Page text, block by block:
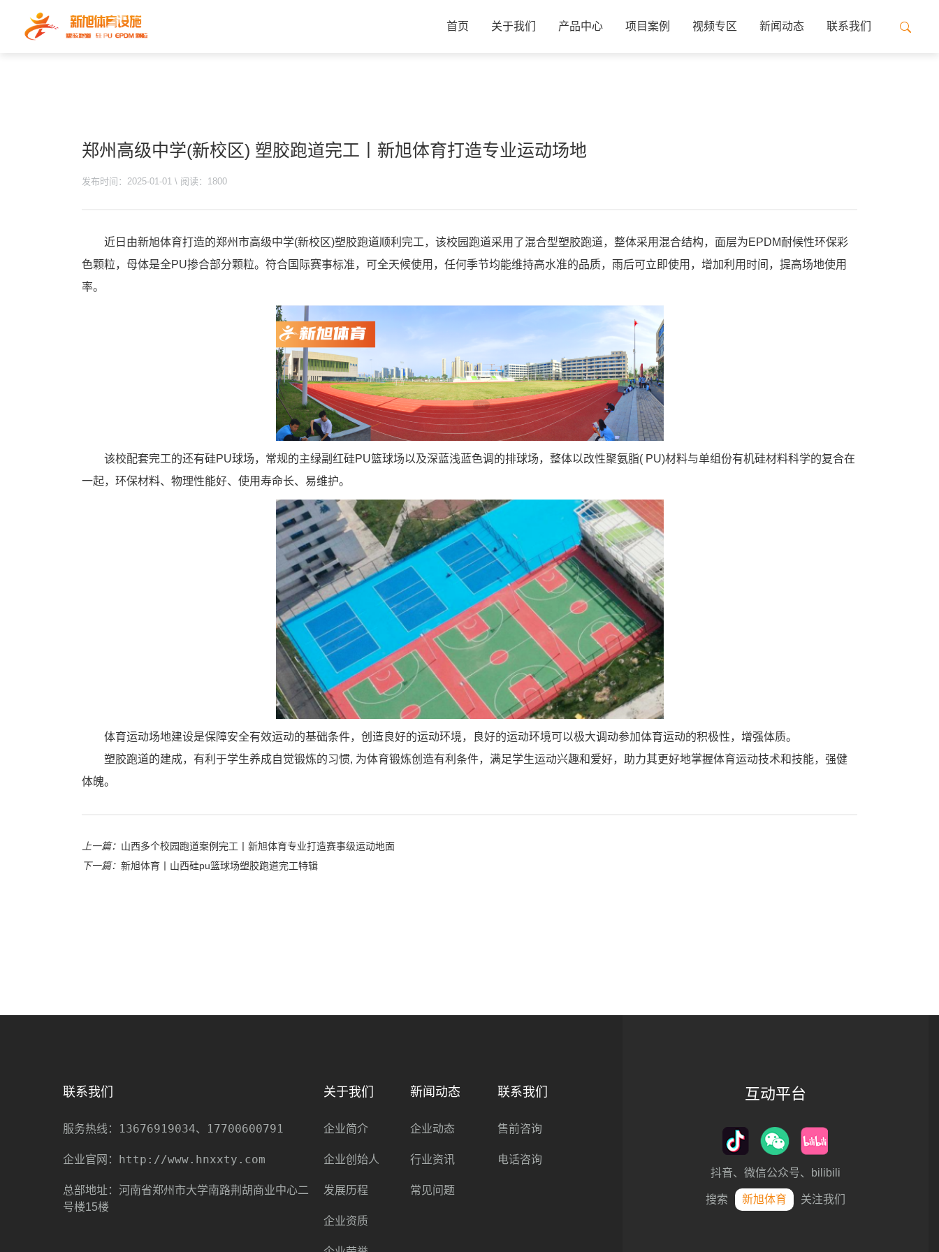
首页 关于我们 产品中心 项目案例 视频专区 新闻动态 联系我们
郑州高级中学(新校区) 塑胶跑道完工丨新旭体育打造专业运动场地
发布时间：2025-01-01 \ 阅读：1800
近日由新旭体育打造的郑州市高级中学(新校区)塑胶跑道顺利完工，该校园跑道采用了混合型塑胶跑道，整体采用混合结构，面层为EPDM耐候性环保彩
色颗粒，母体是全PU掺合部分颗粒。符合国际赛事标准，可全天候使用，任何季节均能维持高水准的品质，雨后可立即使用，增加利用时间，提高场地使用
率。
该校配套完工的还有硅PU球场，常规的主绿副红硅PU篮球场以及深蓝浅蓝色调的排球场，整体以改性聚氨脂( PU)材料与单组份有机硅材料科学的复合在
一起，环保材料、物理性能好、使用寿命长、易维护。
体育运动场地建设是保障安全有效运动的基础条件，创造良好的运动环境，良好的运动环境可以极大调动参加体育运动的积极性，增强体质。
塑胶跑道的建成，有利于学生养成自觉锻炼的习惯, 为体育锻炼创造有利条件，满足学生运动兴趣和爱好，助力其更好地掌握体育运动技术和技能，强健
体魄。
上一篇： 山西多个校园跑道案例完工丨新旭体育专业打造赛事级运动地面
下一篇： 新旭体育丨山西硅pu篮球场塑胶跑道完工特辑
联系我们
服务热线： 13676919034、17700600791
企业官网： http://www.hnxxty.com
总部地址：河南省郑州市大学南路荆胡商业中心二
号楼15楼
关于我们
企业简介
企业创始人
发展历程
企业资质
新闻动态
企业动态
行业资讯
常见问题
联系我们
售前咨询
电话咨询
互动平台
抖音、微信公众号、bilibili
搜索 新旭体育 关注我们